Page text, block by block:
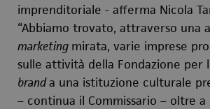
imprenditoriale - afferma Nicola
“Abbiamo trovato, attraverso una
marketing mirata, varie imprese
sulle attività della Fondazione per
branda una istituzione culturale
– continua il Commissario – oltre